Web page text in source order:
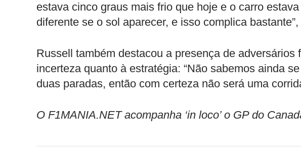
estava cinco graus mais frio que hoje e o carro
diferente se o sol aparecer, e isso complica
Russell também destacou a presença de
incerteza quanto à estratégia: “Não sabemos ainda
duas paradas, então com certeza não será uma
O F1MANIA.NET acompanha ‘in loco’ o GP do